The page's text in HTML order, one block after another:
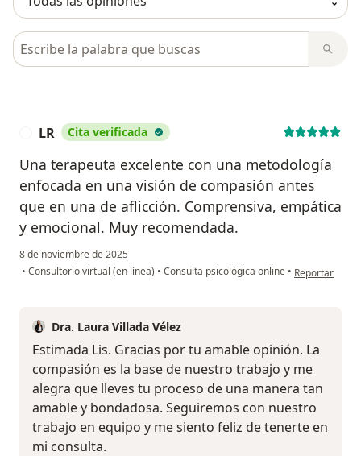
Busca en opiniones
LR Cita verificada
Una terapeuta excelente con una metodología
enfocada en una visión de compasión antes
que en una de aflicción. Comprensiva, empática
y emocional. Muy recomendada.
8 de noviembre de 2025
• Consultorio virtual (en línea) • Consulta psicológica online • en opinión del
Reportar
Dra. Laura Villada Vélez
Estimada Lis. Gracias por tu amable opinión. La
compasión es la base de nuestro trabajo y me
alegra que lleves tu proceso de una manera tan
amable y bondadosa. Seguiremos con nuestro
trabajo en equipo y me siento feliz de tenerte en
mi consulta.